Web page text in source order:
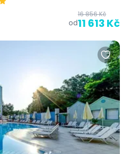
od
16 856 Kč
11 613 Kč